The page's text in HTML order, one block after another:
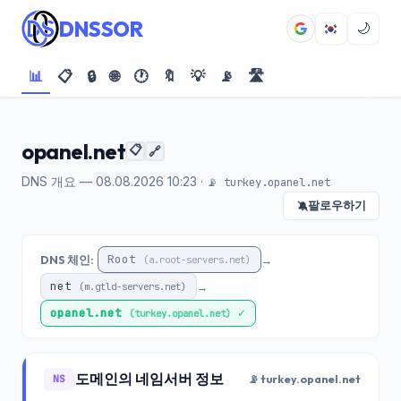
DNSSOR 🌙
📊 📋 🔒 🌐 🕐 🔖 💡 📡 🛣️
opanel.net 📋 🔗
DNS 개요 — 08.08.2026 10:23 · 📡 turkey.opanel.net
🔕팔로우하기
DNS 체인: Root (a.root-servers.net) →
net (m.gtld-servers.net) →
opanel.net (turkey.opanel.net) ✓
NS 도메인의 네임서버 정보 📡 turkey.opanel.net